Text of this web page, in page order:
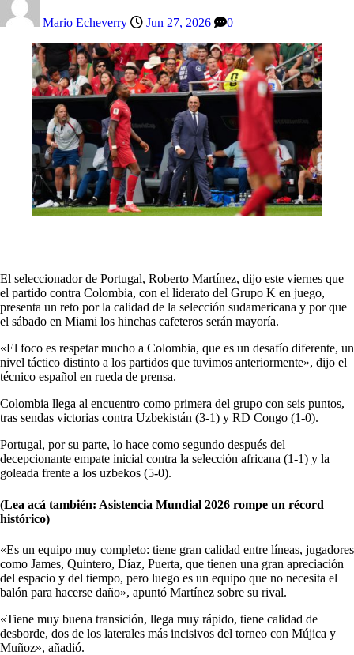
Mario Echeverry Jun 27, 2026 0
El seleccionador de Portugal, Roberto Martínez, dijo este viernes que
el partido contra Colombia, con el liderato del Grupo K en juego,
presenta un reto por la calidad de la selección sudamericana y por que
el sábado en Miami los hinchas cafeteros serán mayoría.
«El foco es respetar mucho a Colombia, que es un desafío diferente, un
nivel táctico distinto a los partidos que tuvimos anteriormente», dijo el
técnico español en rueda de prensa.
Colombia llega al encuentro como primera del grupo con seis puntos,
tras sendas victorias contra Uzbekistán (3-1) y RD Congo (1-0).
Portugal, por su parte, lo hace como segundo después del
decepcionante empate inicial contra la selección africana (1-1) y la
goleada frente a los uzbekos (5-0).
(Lea acá también: Asistencia Mundial 2026 rompe un récord
histórico)
«Es un equipo muy completo: tiene gran calidad entre líneas, jugadores
como James, Quintero, Díaz, Puerta, que tienen una gran apreciación
del espacio y del tiempo, pero luego es un equipo que no necesita el
balón para hacerse daño», apuntó Martínez sobre su rival.
«Tiene muy buena transición, llega muy rápido, tiene calidad de
desborde, dos de los laterales más incisivos del torneo con Mújica y
Muñoz», añadió.